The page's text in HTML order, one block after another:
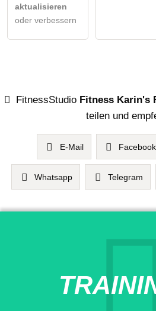
aktualisieren
oder verbessern
FitnessStudio Fitness Karin's
teilen und
E-Mail Facebook
Whatsapp Telegram